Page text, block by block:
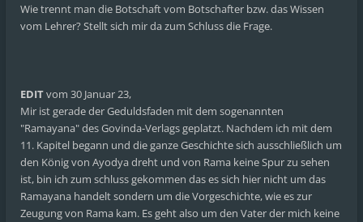
Wie trennt man die Botschaft vom Botschafter bzw. das Wissen
vom Lehrer? Stellt sich mir da zum Schluss die Frage.
EDITvom 30 Januar 23,
Mir ist gerade der Geduldsfaden mit dem sogenannten
"Ramayana" des Govinda-Verlags geplatzt. Nachdem ich mit dem
11. Kapitel begann und die ganze Geschichte sich ausschließlich um
den König von Ayodya dreht und von Rama keine Spur zu sehen
ist, bin ich zum schluss gekommen das es sich hier nicht um das
Ramayana handelt sondern um die Vorgeschichte, wie es zur
Zeugung von Rama kam. Es geht also um den Vater der mich keine